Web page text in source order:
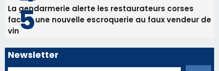
Inscrivez-vous à la newsletter de CNI et recevez par
email les infos les plus importantes et une sélection de
nos meilleurs articles